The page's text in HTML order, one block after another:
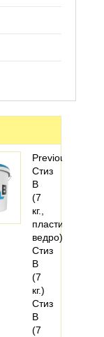
PreviousNext
Стиз
В
(7
кг.,
пластиковое
ведро)
Стиз
В
(7
кг.)
Стиз
В
(7